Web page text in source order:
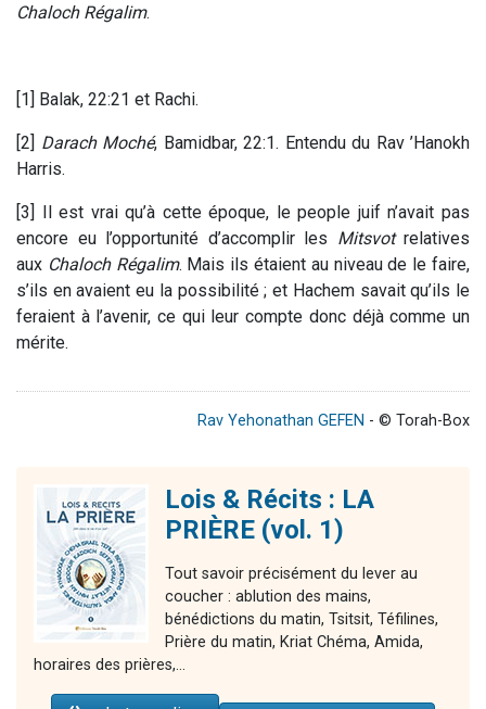
Chaloch Régalim.
[1] Balak, 22:21 et Rachi.
[2] Darach Moché, Bamidbar, 22:1. Entendu du Rav ’Hanokh
Harris.
[3] Il est vrai qu’à cette époque, le people juif n’avait pas
encore eu l’opportunité d’accomplir les Mitsvotrelatives
aux Chaloch Régalim. Mais ils étaient au niveau de le faire,
s’ils en avaient eu la possibilité ; et Hachem savait qu’ils le
feraient à l’avenir, ce qui leur compte donc déjà comme un
mérite.
Rav Yehonathan GEFEN - © Torah-Box
Lois & Récits : LA
PRIÈRE (vol. 1)
Tout savoir précisément du lever au
coucher : ablution des mains,
bénédictions du matin, Tsitsit, Téfilines,
Prière du matin, Kriat Chéma, Amida,
horaires des prières,...